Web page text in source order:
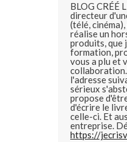
BLOG CRÉÉ
directeur
(télé,
réalise un
produits, que
formation,
vous a plu et
l'adresse
sérieux
propose
d'écrire le
celle-ci. Et
entreprise.
https://